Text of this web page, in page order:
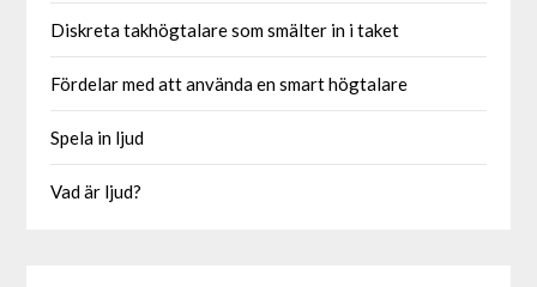
Diskreta takhögtalare som smälter in i taket
Fördelar med att använda en smart högtalare
Spela in ljud
Vad är ljud?